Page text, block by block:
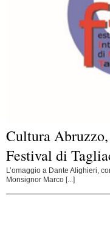
Cultura
Festival di
L’omaggio a Dante Alighieri,
Monsignor Marco [...]